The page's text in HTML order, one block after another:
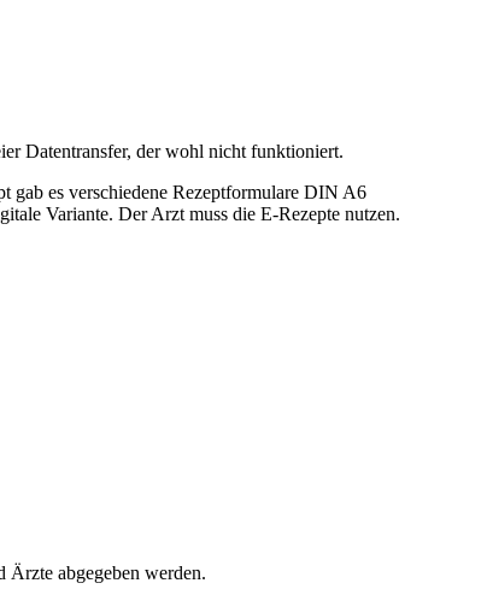
Datentransfer, der wohl nicht funktioniert.
gab es verschiedene Rezeptformulare DIN A6
Variante. Der Arzt muss die E-Rezepte nutzen.
abgegeben werden.